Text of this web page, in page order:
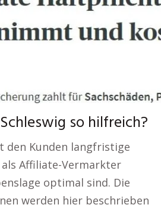
so hilfreich?
den Kunden langfristige
Affiliate-Vermarkter
optimal sind. Die
werden hier beschrieben